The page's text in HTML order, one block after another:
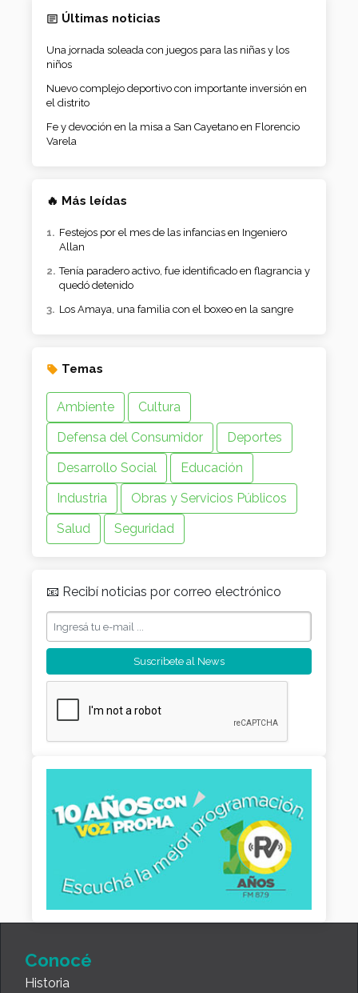
Últimas noticias
Una jornada soleada con juegos para las niñas y los
niños
Nuevo complejo deportivo con importante inversión en
el distrito
Fe y devoción en la misa a San Cayetano en Florencio
Varela
🔥 Más leídas
Festejos por el mes de las infancias en Ingeniero
Allan
Tenía paradero activo, fue identificado en flagrancia y
quedó detenido
Los Amaya, una familia con el boxeo en la sangre
Temas
Ambiente
Cultura
Defensa del Consumidor
Deportes
Desarrollo Social
Educación
Industria
Obras y Servicios Públicos
Salud
Seguridad
📧 Recibí noticias por correo electrónico
Conocé
Historia